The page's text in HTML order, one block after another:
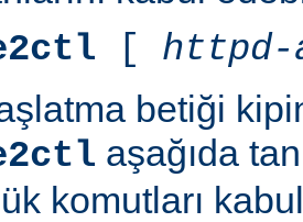
[ httpd-
betiği
aşağıda
komutları